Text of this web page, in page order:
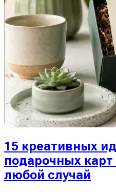
15 креативных
подарочных карт
любой случай